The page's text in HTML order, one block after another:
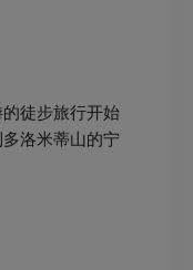
徒步旅行开始
洛米蒂山的宁